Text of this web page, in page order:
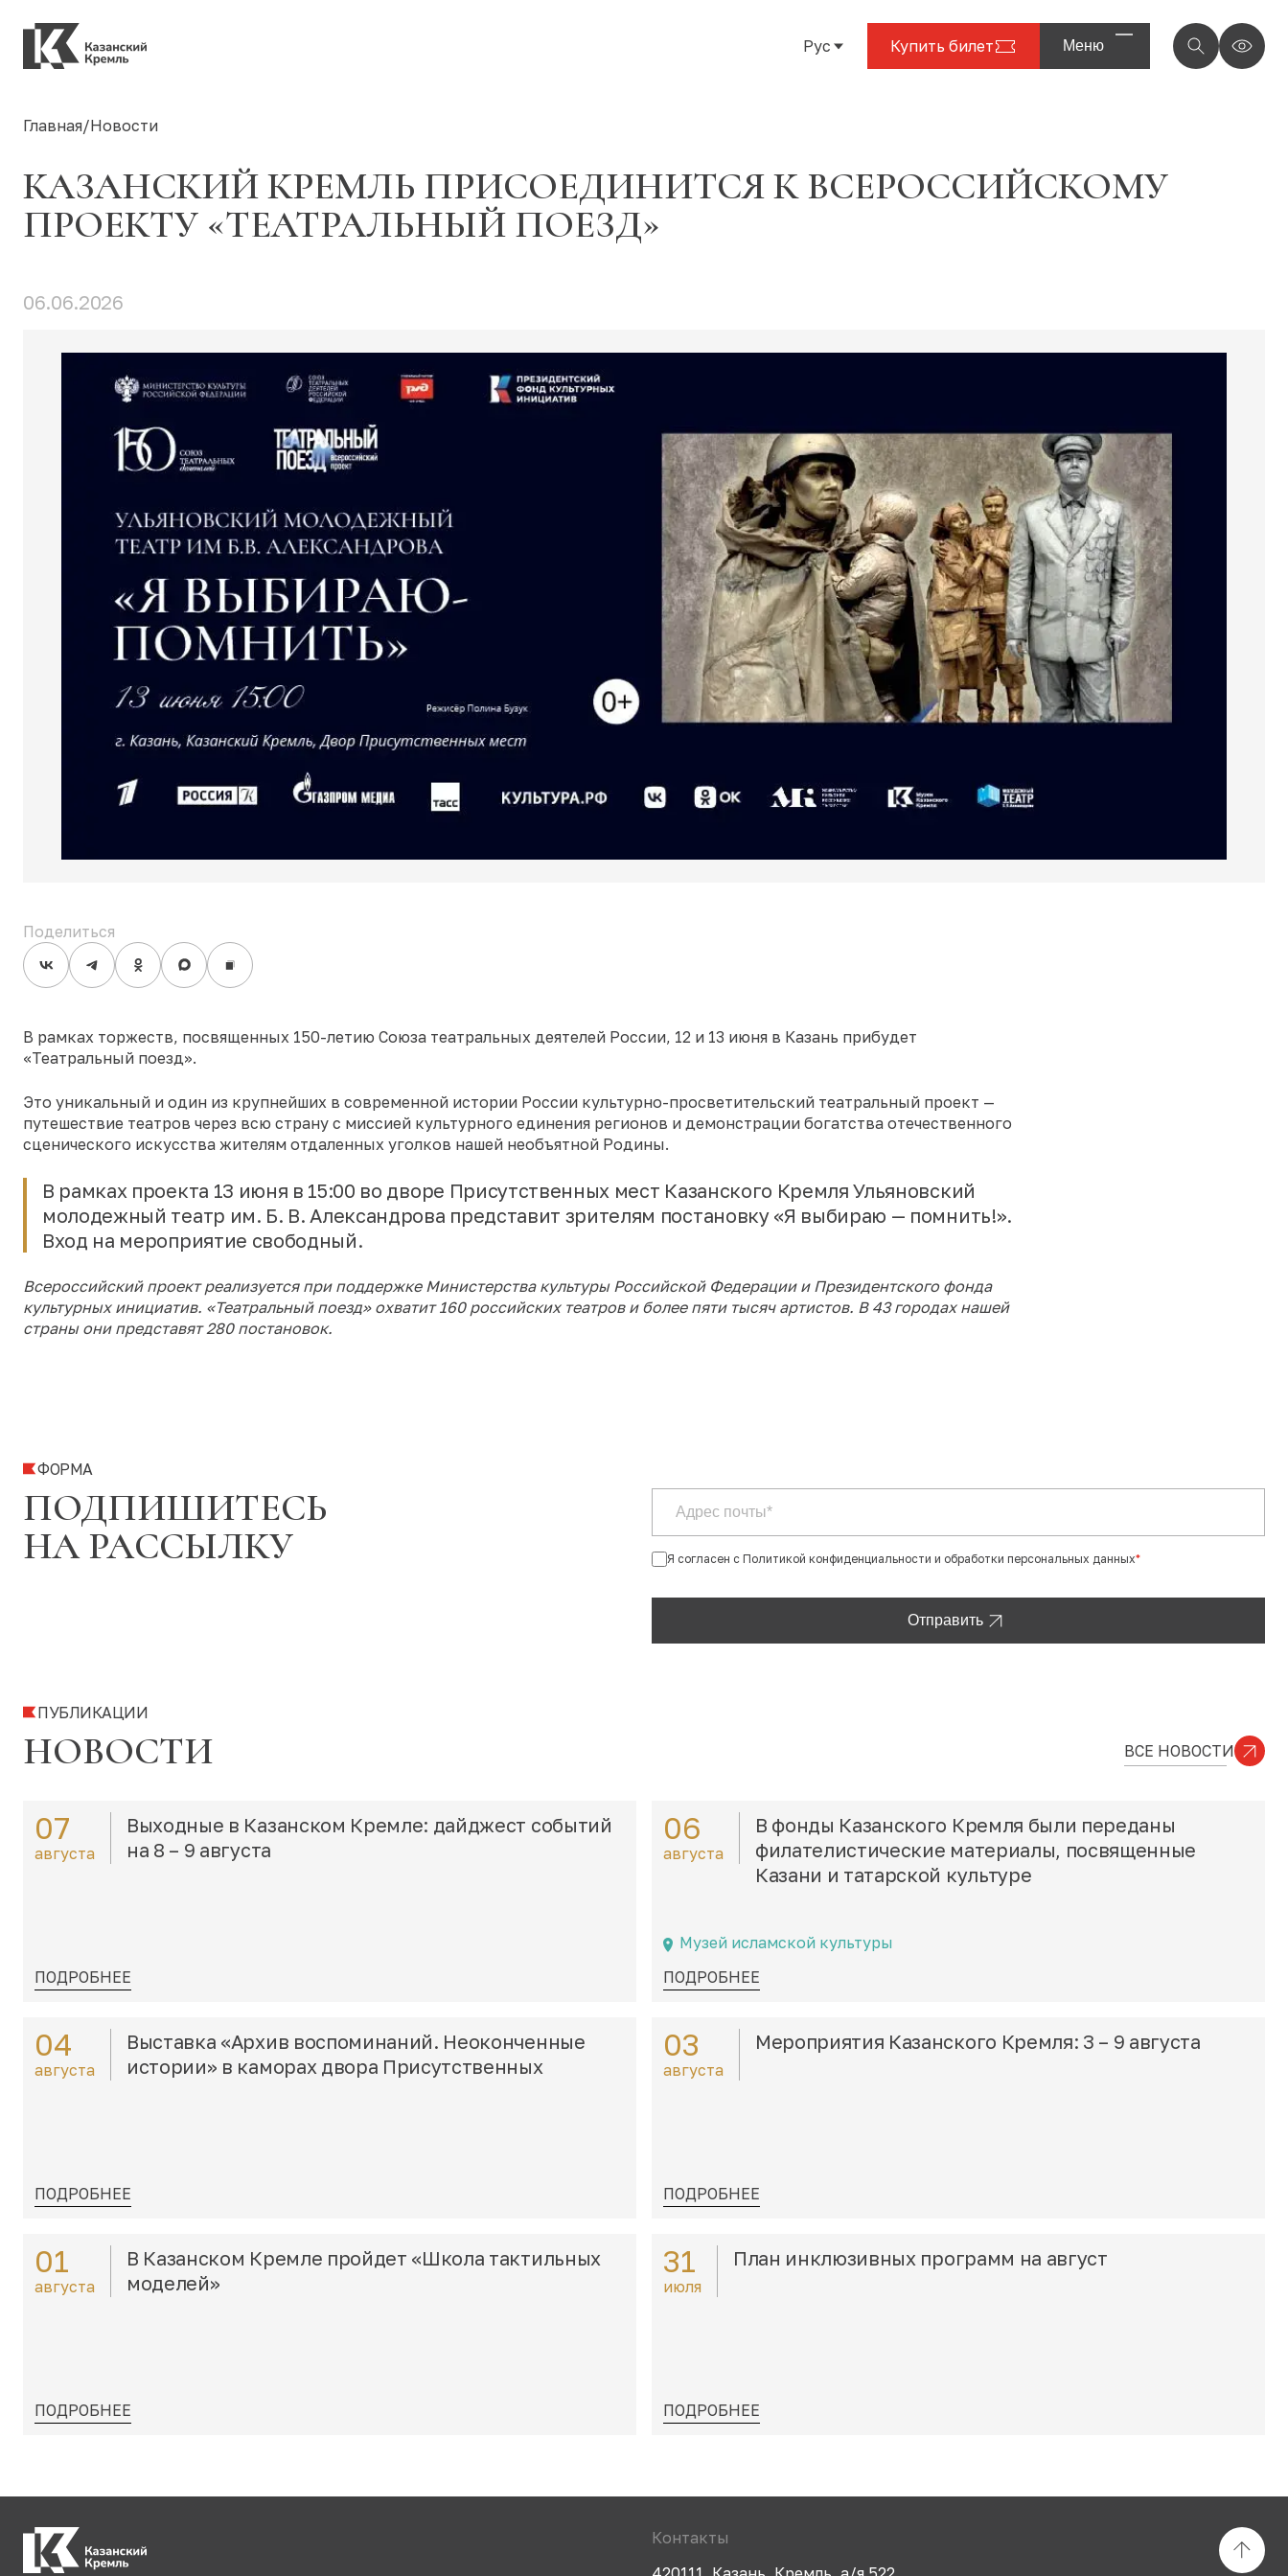
Рус
Купить билет Меню
Главная/Новости
КАЗАНСКИЙ КРЕМЛЬ ПРИСОЕДИНИТСЯ К ВСЕРОССИЙСКОМУ
ПРОЕКТУ «ТЕАТРАЛЬНЫЙ ПОЕЗД»
06.06.2026
Поделиться
В рамках торжеств, посвященных 150-летию Союза театральных деятелей России, 12 и 13 июня в Казань прибудет
«Театральный поезд».
Это уникальный и один из крупнейших в современной истории России культурно-просветительский театральный проект —
путешествие театров через всю страну с миссией культурного единения регионов и демонстрации богатства отечественного
сценического искусства жителям отдаленных уголков нашей необъятной Родины.
В рамках проекта 13 июня в 15:00 во дворе Присутственных мест Казанского Кремля Ульяновский
молодежный театр им. Б. В. Александрова представит зрителям постановку «Я выбираю — помнить!».
Вход на мероприятие свободный.
Всероссийский проект реализуется при поддержке Министерства культуры Российской Федерации и Президентского фонда
культурных инициатив. «Театральный поезд» охватит 160 российских театров и более пяти тысяч артистов. В 43 городах нашей
страны они представят 280 постановок.
ФОРМА
ПОДПИШИТЕСЬ
НА РАССЫЛКУ
Я согласен с Политикой конфиденциальности и обработки персональных данных*
Отправить
ПУБЛИКАЦИИ
НОВОСТИ ВСЕ НОВОСТИ
07
августа
Выходные в Казанском Кремле: дайджест событий
на 8 – 9 августа
ПОДРОБНЕЕ
06
августа
В фонды Казанского Кремля были переданы
филателистические материалы, посвященные
Казани и татарской культуре
Музей исламской культуры
ПОДРОБНЕЕ
04
августа
Выставка «Архив воспоминаний. Неоконченные
истории» в каморах двора Присутственных
ПОДРОБНЕЕ
03
августа
Мероприятия Казанского Кремля: 3 – 9 августа
ПОДРОБНЕЕ
01
августа
В Казанском Кремле пройдет «Школа тактильных
моделей»
ПОДРОБНЕЕ
31
июля
План инклюзивных программ на август
ПОДРОБНЕЕ
Контакты